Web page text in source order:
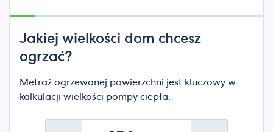
Jakiej wielkości dom chcesz
ogrzać?
Metraż ogrzewanej powierzchni jest kluczowy w
kalkulacji wielkości pompy ciepła.